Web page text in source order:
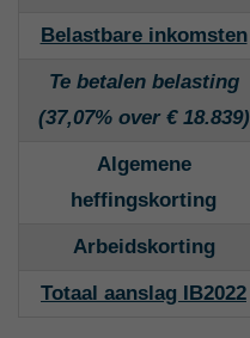
Belastbare inkomsten
Te betalen belasting
(37,07% over € 18.839)
Algemene
heffingskorting
Arbeidskorting
Totaal aanslag IB2022